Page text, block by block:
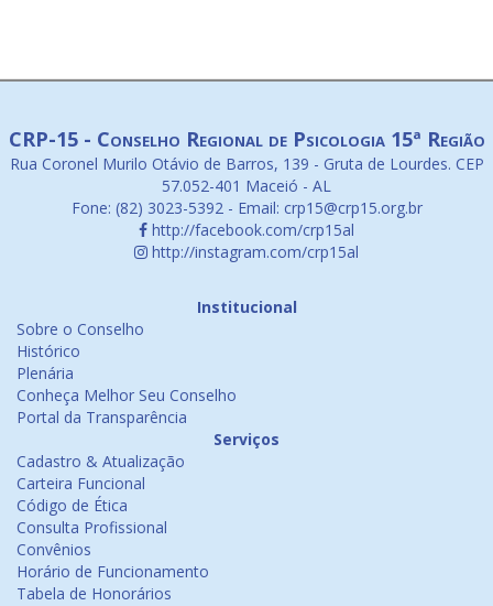
CRP-15 - Conselho Regional de Psicologia 15ª Região
Rua Coronel Murilo Otávio de Barros, 139 - Gruta de Lourdes. CEP
57.052-401 Maceió - AL
Fone: (82) 3023-5392 - Email: crp15@crp15.org.br
http://facebook.com/crp15al
http://instagram.com/crp15al
Institucional
Sobre o Conselho
Histórico
Plenária
Conheça Melhor Seu Conselho
Portal da Transparência
Serviços
Cadastro & Atualização
Carteira Funcional
Código de Ética
Consulta Profissional
Convênios
Horário de Funcionamento
Tabela de Honorários